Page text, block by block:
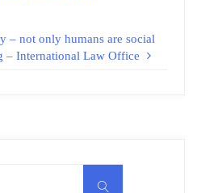
– not only humans are social
– International Law Office
検